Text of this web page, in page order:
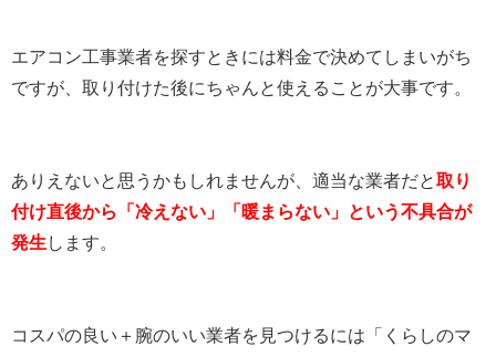
エアコン工事業者を探すときには料金で決めてしまいがち
ですが、取り付けた後にちゃんと使えることが大事です。
ありえないと思うかもしれませんが、適当な業者だと取り
付け直後から「冷えない」「暖まらない」という不具合が
発生 します。
コスパの良い＋腕のいい業者を見つけるには「くらしのマ